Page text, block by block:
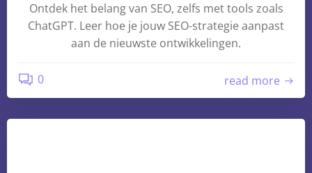
Ontdek het belang van SEO, zelfs met tools zoals
ChatGPT. Leer hoe je jouw SEO-strategie aanpast
aan de nieuwste ontwikkelingen.
0 read more